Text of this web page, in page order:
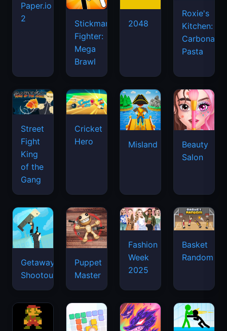
Paper.io
2
Stickman
Fighter:
Mega
Brawl
2048
Roxie's
Kitchen:
Carbonara
Pasta
Street
Fight
King
of the
Gang
Cricket
Hero
Misland
Beauty
Salon
Getaway
Shootout
Puppet
Master
Fashion
Week
2025
Basket
Random